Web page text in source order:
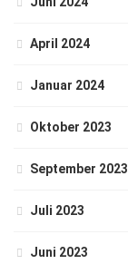
April 2024
Januar 2024
Oktober 2023
September 2023
Juli 2023
Juni 2023